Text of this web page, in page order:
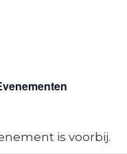
is voorbij.